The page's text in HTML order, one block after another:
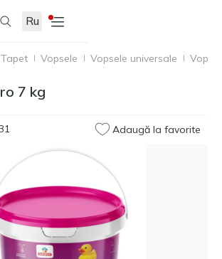
Ru
Vopsele Vopsele universale
7 kg
Adaugă la favorite